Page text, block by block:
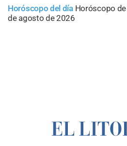
Horóscopo del día Horóscopo
de agosto de 2026